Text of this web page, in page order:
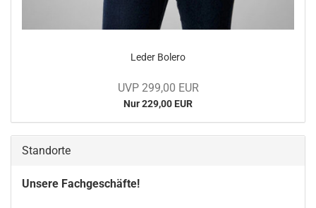
Leder Bo­le­ro
UVP 299,00 EUR
Nur 229,00 EUR
Standorte
Unsere Fachgeschäfte!